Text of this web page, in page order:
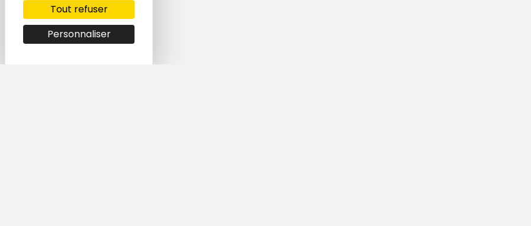
Tout refuser
Personnaliser